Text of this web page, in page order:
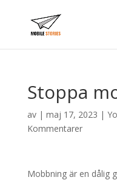
Stoppa
av | maj 17, 2023 |
Kommentarer
Mobbning är en dålig